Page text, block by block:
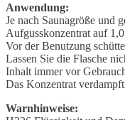
Anwendung:
Je nach Saunagröße und
Aufgusskonzentrat auf
Vor der Benutzung
Lassen Sie die Flasche
Inhalt immer vor
Das Konzentrat
Warnhinweise: